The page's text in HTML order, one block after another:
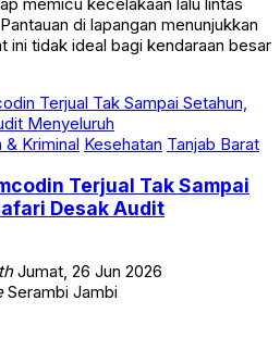
ini tidak ideal bagi kendaraan besar
& Kriminal Kesehatan
Desak Audit
Serambi Jambi